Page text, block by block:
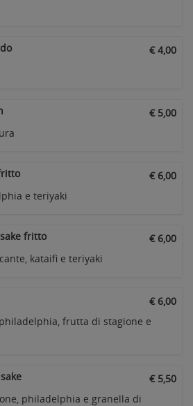
€ 4,00
€ 5,00
€ 6,00
e teriyaki
fritto
€ 6,00
kataifi e teriyaki
€ 6,00
philadelphia, frutta di stagione e
€ 5,50
philadelphia e granella di